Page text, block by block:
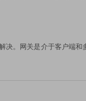
决。网关是介于客户端和